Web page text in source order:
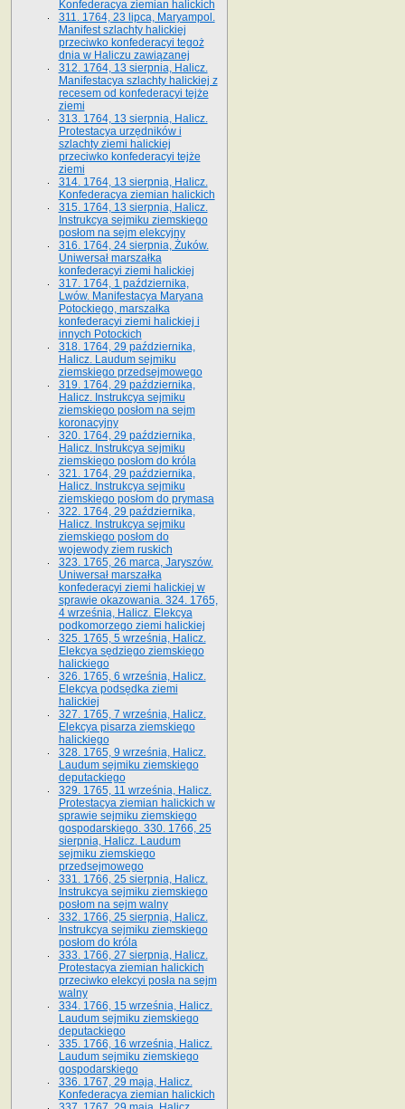
Konfederacya ziemian halickich
311. 1764, 23 lipca, Maryampol.
Manifest szlachty halickiej
przeciwko konfederacyi tegoż
dnia w Haliczu zawiązanej
312. 1764, 13 sierpnia, Halicz.
Manifestacya szlachty halickiej z
recesem od konfederacyi tejże
ziemi
313. 1764, 13 sierpnia, Halicz.
Protestacya urzędników i
szlachty ziemi halickiej
przeciwko konfederacyi tejże
ziemi
314. 1764, 13 sierpnia, Halicz.
Konfederacya ziemian halickich
315. 1764, 13 sierpnia, Halicz.
Instrukcya sejmiku ziemskiego
posłom na sejm elekcyjny
316. 1764, 24 sierpnia, Żuków.
Uniwersał marszałka
konfederacyi ziemi halickiej
317. 1764, 1 października,
Lwów. Manifestacya Maryana
Potockiego, marszałka
konfederacyi ziemi halickiej i
innych Potockich
318. 1764, 29 października,
Halicz. Laudum sejmiku
ziemskiego przedsejmowego
319. 1764, 29 października,
Halicz. Instrukcya sejmiku
ziemskiego posłom na sejm
koronacyjny
320. 1764, 29 października,
Halicz. Instrukcya sejmiku
ziemskiego posłom do króla
321. 1764, 29 października,
Halicz. Instrukcya sejmiku
ziemskiego posłom do prymasa
322. 1764, 29 października,
Halicz. Instrukcya sejmiku
ziemskiego posłom do
wojewody ziem ruskich
323. 1765, 26 marca, Jaryszów.
Uniwersał marszałka
konfederacyi ziemi halickiej w
sprawie okazowania. 324. 1765,
4 września, Halicz. Elekcya
podkomorzego ziemi halickiej
325. 1765, 5 września, Halicz.
Elekcya sędziego ziemskiego
halickiego
326. 1765, 6 września, Halicz.
Elekcya podsędka ziemi
halickiej
327. 1765, 7 września, Halicz.
Elekcya pisarza ziemskiego
halickiego
328. 1765, 9 września, Halicz.
Laudum sejmiku ziemskiego
deputackiego
329. 1765, 11 września, Halicz.
Protestacya ziemian halickich w
sprawie sejmiku ziemskiego
gospodarskiego. 330. 1766, 25
sierpnia, Halicz. Laudum
sejmiku ziemskiego
przedsejmowego
331. 1766, 25 sierpnia, Halicz.
Instrukcya sejmiku ziemskiego
posłom na sejm walny
332. 1766, 25 sierpnia, Halicz.
Instrukcya sejmiku ziemskiego
posłom do króla
333. 1766, 27 sierpnia, Halicz.
Protestacya ziemian halickich
przeciwko elekcyi posła na sejm
walny
334. 1766, 15 września, Halicz.
Laudum sejmiku ziemskiego
deputackiego
335. 1766, 16 września, Halicz.
Laudum sejmiku ziemskiego
gospodarskiego
336. 1767, 29 maja, Halicz.
Konfederacya ziemian halickich